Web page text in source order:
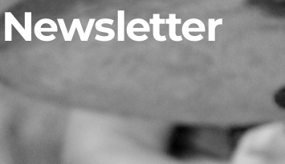
Newsletter